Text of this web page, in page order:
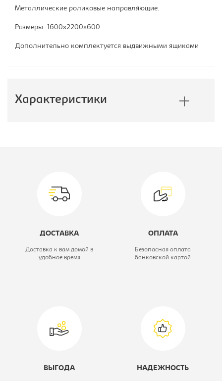
Металлические роликовые направляющие.
Размеры: 1600х2200х600
Дополнительно комплектуется выдвижными ящиками
Характеристики
Коллекция: Экспресс
ДОСТАВКА
Доставка к вам домой в
удобное время
ОПЛАТА
Безопасная оплата
банковской картой
ВЫГОДА НАДЕЖНОСТЬ